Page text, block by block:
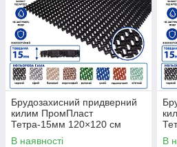
Брудозахисний придверний
килим ПромПласт
Тетра-15мм 120×120 см
Чорний
В наявності В